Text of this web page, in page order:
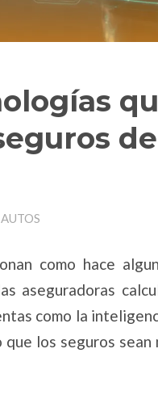
como hace
aseguradoras
como la
los seguros sean